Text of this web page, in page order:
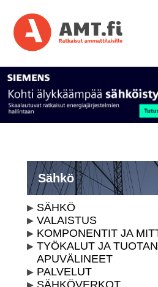
Sähkö
SÄHKÖ
VALAISTUS
KOMPONENTIT JA
TYÖKALUT JA
APUVÄLINEET
PALVELUT